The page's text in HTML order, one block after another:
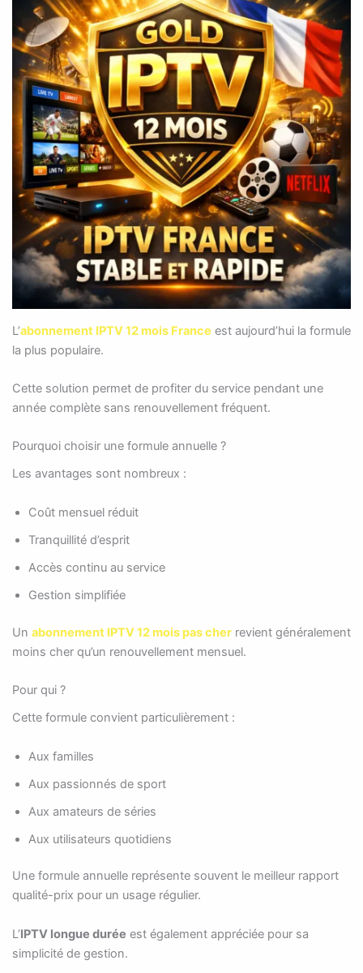
L’abonnement IPTV 12 mois France est aujourd’hui la formule
la plus populaire.
Cette solution permet de profiter du service pendant une
année complète sans renouvellement fréquent.
Pourquoi choisir une formule annuelle ?
Les avantages sont nombreux :
Coût mensuel réduit
Tranquillité d’esprit
Accès continu au service
Gestion simplifiée
Un abonnement IPTV 12 mois pas cherrevient généralement
moins cher qu’un renouvellement mensuel.
Pour qui ?
Cette formule convient particulièrement :
Aux familles
Aux passionnés de sport
Aux amateurs de séries
Aux utilisateurs quotidiens
Une formule annuelle représente souvent le meilleur rapport
qualité-prix pour un usage régulier.
L’IPTV longue durée est également appréciée pour sa
simplicité de gestion.